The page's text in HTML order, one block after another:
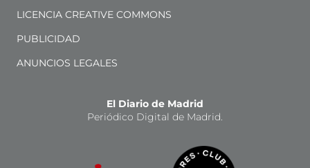
LICENCIA CREATIVE COMMONS
PUBLICIDAD
ANUNCIOS LEGALES
El Diario de Madrid
Periódico Digital de Madrid.